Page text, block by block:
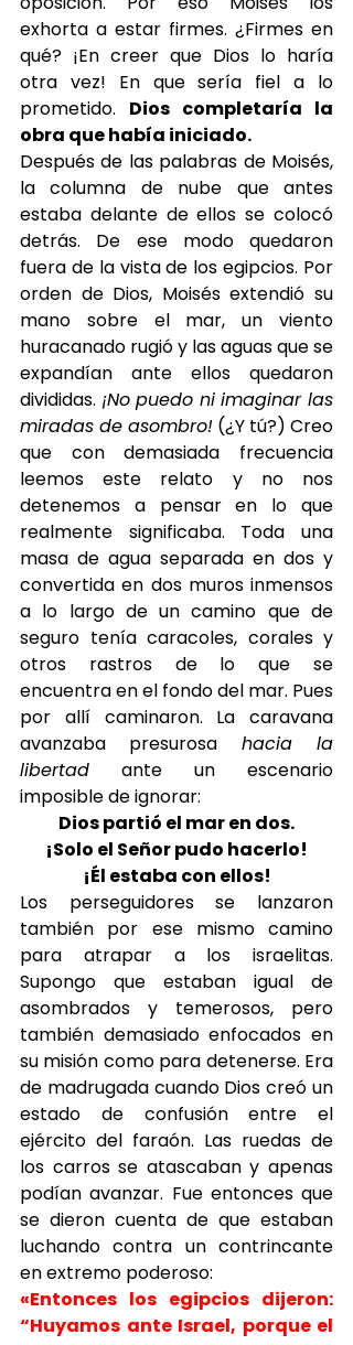
exhorta a estar firmes. ¿Firmes en
qué? ¡En creer que Dios lo haría
otra vez! En que sería fiel a lo
prometido. Dios completaría la
obra que había iniciado.
Después de las palabras de Moisés,
la columna de nube que antes
estaba delante de ellos se colocó
detrás. De ese modo quedaron
fuera de la vista de los egipcios. Por
orden de Dios, Moisés extendió su
mano sobre el mar, un viento
huracanado rugió y las aguas que se
expandían ante ellos quedaron
divididas. ¡No puedo ni imaginar las
miradas de asombro! (¿Y tú?) Creo
que con demasiada frecuencia
leemos este relato y no nos
detenemos a pensar en lo que
realmente significaba. Toda una
masa de agua separada en dos y
convertida en dos muros inmensos
a lo largo de un camino que de
seguro tenía caracoles, corales y
otros rastros de lo que se
encuentra en el fondo del mar. Pues
por allí caminaron. La caravana
avanzaba presurosa hacia la
libertad ante un escenario
imposible de ignorar:
Dios partió el mar en dos.
¡Solo el Señor pudo hacerlo!
¡Él estaba con ellos!
Los perseguidores se lanzaron
también por ese mismo camino
para atrapar a los israelitas.
Supongo que estaban igual de
asombrados y temerosos, pero
también demasiado enfocados en
su misión como para detenerse. Era
de madrugada cuando Dios creó un
estado de confusión entre el
ejército del faraón. Las ruedas de
los carros se atascaban y apenas
podían avanzar. Fue entonces que
se dieron cuenta de que estaban
luchando contra un contrincante
en extremo poderoso:
«Entonces los egipcios dijeron:
“Huyamos ante Israel, porque el